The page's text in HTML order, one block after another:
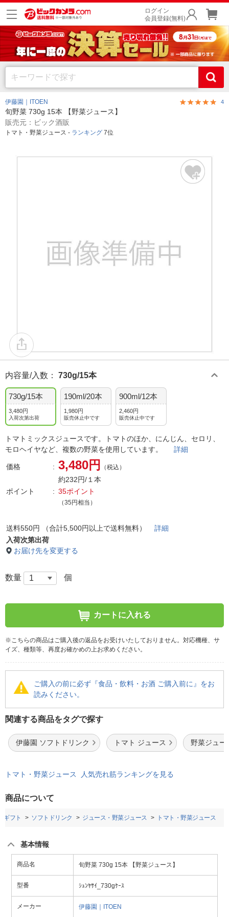
ログイン
会員登録(無料)
伊藤園｜ITOEN 4
旬野菜 730g 15本 【野菜ジュース】
販売元：ビック酒販
トマト・野菜ジュース - ランキング 7位
内容量/入数 ： 730g/15本
730g/15本
3,480円
入荷次第出荷
190ml/20本
1,980円
販売休止中です
900ml/12本
2,460円
販売休止中です
トマトミックスジュースです。トマトのほか、にんじん、セロリ、
モロヘイヤなど、複数の野菜を使用しています。 詳細
価格 3,480円 （税込）
約232円/１本
ポイント
35ポイント
（35円相当）
送料550円 （合計5,500円以上で送料無料）
詳細
入荷次第出荷
お届け先を変更する
数量 個
カートに入れる
※こちらの商品はご購入後の返品をお受けいたしておりません。対応機種、サ
イズ、種類等、再度お確かめの上お求めください。
ご購入の前に必ず『食品・飲料・お酒 ご購入前に』をお
読みください。
関連する商品をタグで探す
伊藤園 ソフトドリンク トマト ジュース 野菜ジュー
トマト・野菜ジュース 人気売れ筋ランキングを見る
商品について
ギフト ソフトドリンク ジュース・野菜ジュース トマト・野菜ジュース
基本情報
商品名 旬野菜 730g 15本 【野菜ジュース】
型番 ｼｭﾝﾔｻｲ_730gｹｰｽ
メーカー 伊藤園｜ITOEN